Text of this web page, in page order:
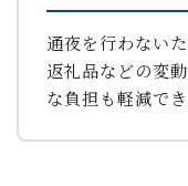
通夜を行わない
返礼品などの変
な負担も軽減でき